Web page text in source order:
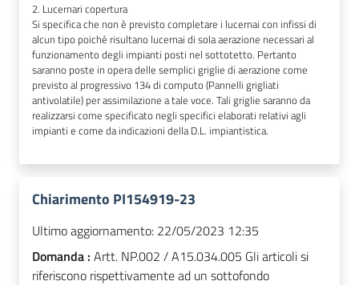
2. Lucernari copertura
Si specifica che non è previsto completare i lucernai con infissi di
alcun tipo poiché risultano lucernai di sola aerazione necessari al
funzionamento degli impianti posti nel sottotetto. Pertanto
saranno poste in opera delle semplici griglie di aerazione come
previsto al progressivo 134 di computo (Pannelli grigliati
antivolatile) per assimilazione a tale voce. Tali griglie saranno da
realizzarsi come specificato negli specifici elaborati relativi agli
impianti e come da indicazioni della D.L. impiantistica.
Chiarimento PI154919-23
Ultimo aggiornamento: 22/05/2023 12:35
Domanda : Artt. NP.002 / A15.034.005 Gli articoli si
riferiscono rispettivamente ad un sottofondo